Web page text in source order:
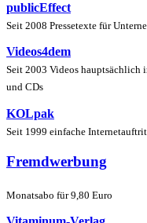
publicEffect
Seit 2008 Pressetexte für
Videos4dem
Seit 2003 Videos hauptsächlich
und CDs
KOLpak
Seit 1999 einfache
Fremdwerbung
Monatsabo für 9,80 Euro